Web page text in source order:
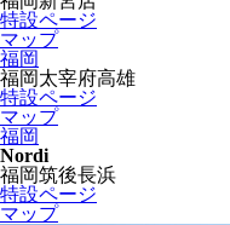
特設ページ
マップ
福岡
福岡太宰府高雄
特設ページ
マップ
福岡
Nordi
福岡筑後長浜
特設ページ
マップ